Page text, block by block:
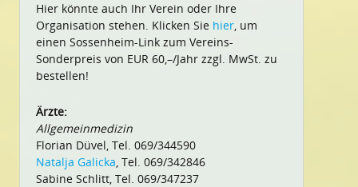
Hier könnte auch Ihr Verein oder Ihre
Organisation stehen. Klicken Sie hier, um
einen Sossenheim-Link zum Vereins-
Sonderpreis von EUR 60,–/Jahr zzgl. MwSt. zu
bestellen!
Ärzte:
Allgemeinmedizin
Florian Düvel, Tel. 069/344590
Natalja Galicka, Tel. 069/342846
Sabine Schlitt, Tel. 069/347237